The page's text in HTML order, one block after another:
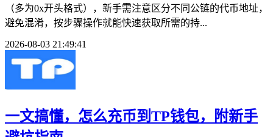
（多为0x开头格式），新手需注意区分不同公链的代币地址，
避免混淆，按步骤操作就能快速获取所需的持...
2026-08-03 21:49:41
一文搞懂，怎么充币到TP钱包，附新手